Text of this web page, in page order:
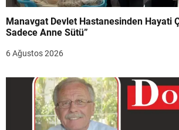
Manavgat Devlet Hastanesinden Hayati
Sadece Anne Sütü”
6 Ağustos 2026